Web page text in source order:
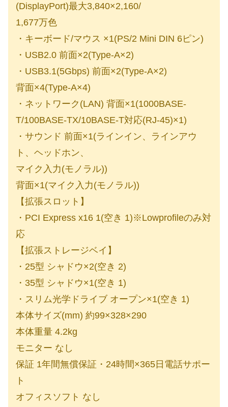
(DisplayPort)最大3,840×2,160/
1,677万色
・キーボード/マウス ×1(PS/2 Mini DIN 6ピン)
・USB2.0 前面×2(Type-A×2)
・USB3.1(5Gbps) 前面×2(Type-A×2)
背面×4(Type-A×4)
・ネットワーク(LAN) 背面×1(1000BASE-
T/100BASE-TX/10BASE-T対応(RJ-45)×1)
・サウンド 前面×1(ラインイン、ラインアウ
ト、ヘッドホン、
マイク入力(モノラル))
背面×1(マイク入力(モノラル))
【拡張スロット】
・PCI Express x16 1(空き 1)※Lowprofileのみ対
応
【拡張ストレージベイ】
・25型 シャドウ×2(空き 2)
・35型 シャドウ×1(空き 1)
・スリム光学ドライブ オープン×1(空き 1)
本体サイズ(mm) 約99×328×290
本体重量 4.2kg
モニター なし
保証 1年間無償保証・24時間×365日電話サポー
ト
オフィスソフト なし